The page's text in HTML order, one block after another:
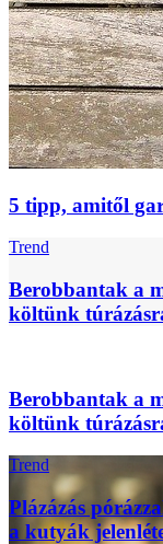
5 tipp, amitől
Trend
Berobbantak a
költünk
Berobbantak a
költünk
Trend
Plázázás
a kutyák